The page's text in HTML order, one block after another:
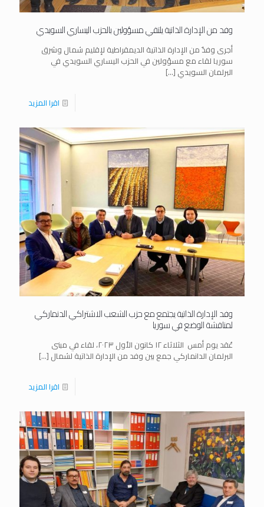
وفد من الإدارة الذاتية يلتقي مسؤولين بالحزب اليساري السويدي
أجرى وفدٌ من الإدارة الذاتية الديمقراطية لإقليم شمال وشرق
سوريا لقاء مع مسؤولين في الحزب اليساري السويدي في
البرلمان السويدي […]
اقرا المزيد
وفد الإدارة الذاتية يجتمع مع حزب الشعب الاشتراكي الدنماركي
لمناقشة الوضع في سوريا
عُقد يوم أمس الثلاثاء ١٢ كانون الأول ٢٠٢٣، لقاء في مبنى
البرلمان الدانماركي جمع بين وفد من الإدارة الذاتية لشمال […]
اقرا المزيد